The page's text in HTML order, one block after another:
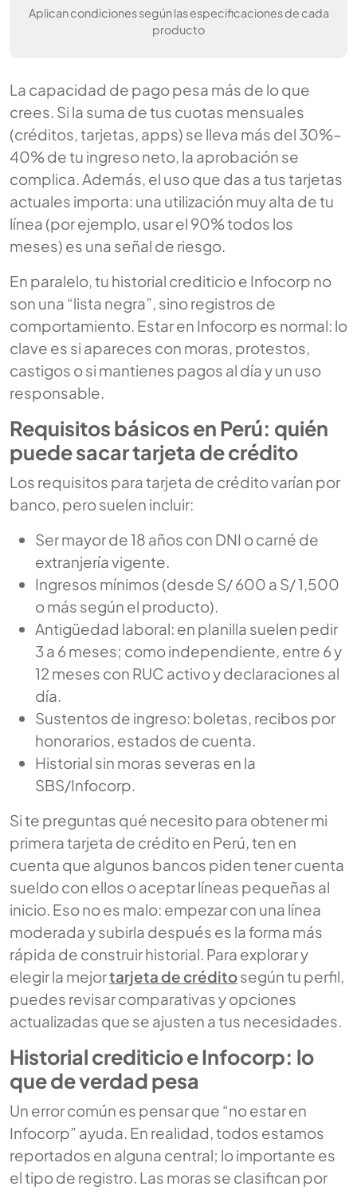
Aplican condiciones según las especificaciones de cada
producto
La capacidad de pago pesa más de lo que
crees. Si la suma de tus cuotas mensuales
(créditos, tarjetas, apps) se lleva más del 30%–
40% de tu ingreso neto, la aprobación se
complica. Además, el uso que das a tus tarjetas
actuales importa: una utilización muy alta de tu
línea (por ejemplo, usar el 90% todos los
meses) es una señal de riesgo.
En paralelo, tu historial crediticio e Infocorp no
son una “lista negra”, sino registros de
comportamiento. Estar en Infocorp es normal: lo
clave es si apareces con moras, protestos,
castigos o si mantienes pagos al día y un uso
responsable.
Requisitos básicos en Perú: quién
puede sacar tarjeta de crédito
Los requisitos para tarjeta de crédito varían por
banco, pero suelen incluir:
Ser mayor de 18 años con DNI o carné de
extranjería vigente.
Ingresos mínimos (desde S/ 600 a S/ 1,500
o más según el producto).
Antigüedad laboral: en planilla suelen pedir
3 a 6 meses; como independiente, entre 6 y
12 meses con RUC activo y declaraciones al
día.
Sustentos de ingreso: boletas, recibos por
honorarios, estados de cuenta.
Historial sin moras severas en la
SBS/Infocorp.
Si te preguntas qué necesito para obtener mi
primera tarjeta de crédito en Perú, ten en
cuenta que algunos bancos piden tener cuenta
sueldo con ellos o aceptar líneas pequeñas al
inicio. Eso no es malo: empezar con una línea
moderada y subirla después es la forma más
rápida de construir historial. Para explorar y
elegir la mejortarjeta de créditosegún tu perfil,
puedes revisar comparativas y opciones
actualizadas que se ajusten a tus necesidades.
Historial crediticio e Infocorp: lo
que de verdad pesa
Un error común es pensar que “no estar en
Infocorp” ayuda. En realidad, todos estamos
reportados en alguna central; lo importante es
el tipo de registro. Las moras se clasifican por